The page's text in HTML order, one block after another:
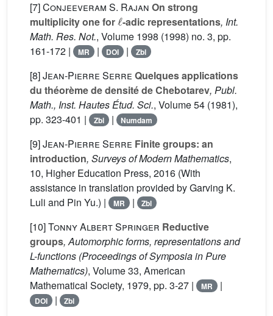
[7]Conjeeveram S. Rajan On strong
multiplicity one for
ℓ
-adic representations, Int.
Math. Res. Not., Volume 1998 (1998) no. 3, pp.
161-172 |
MR | DOI | Zbl
[8]Jean-Pierre Serre Quelques applications
du théorème de densité de Chebotarev, Publ.
Math., Inst. Hautes Étud. Sci., Volume 54 (1981),
pp. 323-401 |
Zbl | Numdam
[9]Jean-Pierre Serre Finite groups: an
introduction, Surveys of Modern Mathematics,
10, Higher Education Press, 2016 (With
assistance in translation provided by Garving K.
Luli and Pin Yu.) |
MR | Zbl
[10]Tonny Albert Springer Reductive
groups, Automorphic forms, representations and
L-functions (Proceedings of Symposia in Pure
Mathematics), Volume 33, American
Mathematical Society, 1979, pp. 3-27 |
MR |
DOI | Zbl